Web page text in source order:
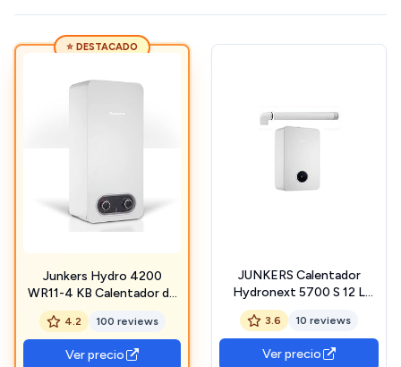
⭐ DESTACADO
Junkers Hydro 4200
WR11-4 KB Calentador de
Agua a Gas Butano 11 litros
| Calentador
Atmosférico/Tiro Natural |
Encendido Automático |
4.2 100 reviews
Ver precio
JUNKERS Calentador
Hydronext 5700 S 12 L
natural
3.6 10 reviews
Ver precio